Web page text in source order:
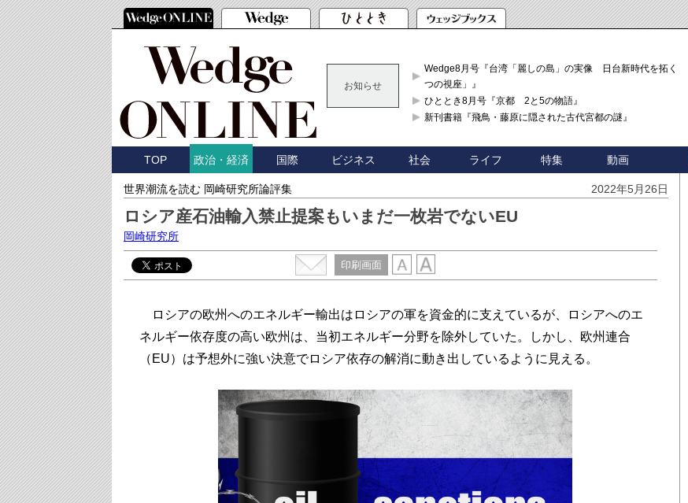
お知らせ
Wedge8月号『台湾「麗しの島」の実像 日台新時代を拓く「3
つの視座」』
ひととき8月号『京都 2と5の物語』
新刊書籍『飛鳥・藤原に隠された古代宮都の謎』
TOP 政治・経済 国際 ビジネス 社会 ライフ 特集 動画
世界潮流を読む 岡崎研究所論評集 2022年5月26日
ロシア産石油輸入禁止提案もいまだ一枚岩でないEU
岡崎研究所
印刷画面
ロシアの欧州へのエネルギー輸出はロシアの軍を資金的に支えているが、ロシアへのエ
ネルギー依存度の高い欧州は、当初エネルギー分野を除外していた。しかし、欧州連合
（EU）は予想外に強い決意でロシア依存の解消に動き出しているように見える。